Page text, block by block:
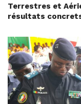
Terrestres et
résultats